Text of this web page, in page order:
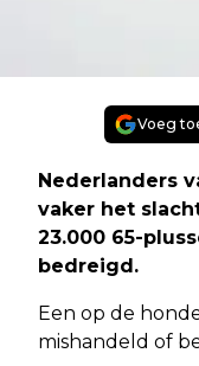
Voeg
Nederlanders
vaker het
23.000 65-
bedreigd.
Een op de
mishandeld of